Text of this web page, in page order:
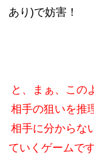
あり)で妨害！
と、まぁ、この
相手の狙いを推
相手に分からな
ていくゲームで